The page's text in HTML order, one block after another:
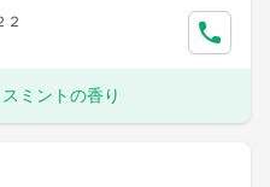
２
ミントの香り